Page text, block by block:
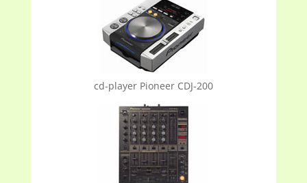
cd-player Pioneer CDJ-200